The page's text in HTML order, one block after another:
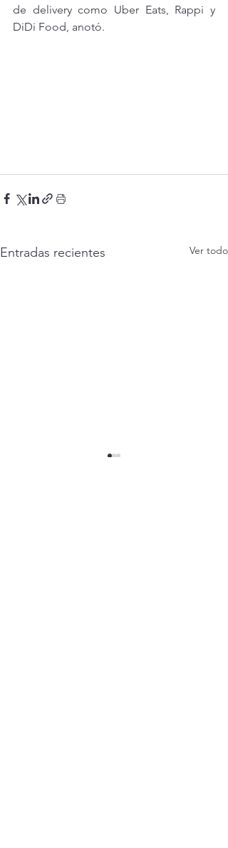
de delivery como Uber Eats, Rappi y
DiDi Food, anotó.
Entradas recientes Ver todo